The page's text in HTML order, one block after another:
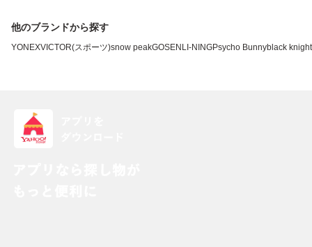
他のブランドから探す
YONEXVICTOR(スポーツ)snow peakGOSEN LI-NINGPsycho Bunnyblack knight